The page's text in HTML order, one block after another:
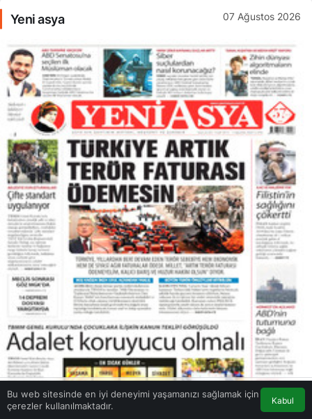
Yeni asya 07 Ağustos 2026
Bu web sitesinde en iyi deneyimi yaşamanızı sağlamak için
çerezler kullanılmaktadır.
Kabul
Anasayfa Akış Trafik